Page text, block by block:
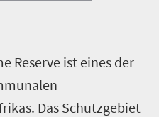
Reserve ist eines der
Das Schutzgebiet